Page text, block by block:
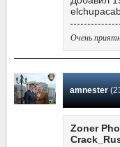
Очень
amnester(23
Zoner